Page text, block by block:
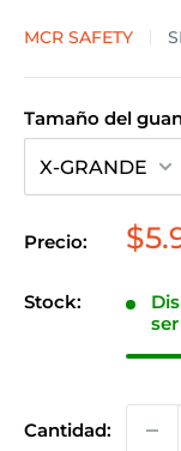
MCR SAFETY
Tamaño del
Precio:
Stock:
Cantidad: